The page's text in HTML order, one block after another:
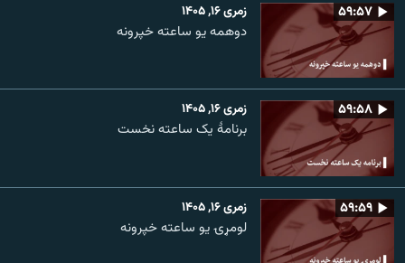
۵۹:۵۷ زمری ۱۶, ۱۴۰۵
دوهمه یو ساعته خپرونه
۵۹:۵۸ زمری ۱۶, ۱۴۰۵
برنامۀ یک ساعته نخست
۵۹:۵۹ زمری ۱۶, ۱۴۰۵
لومړۍ یو ساعته خپرونه